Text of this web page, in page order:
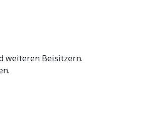
weiteren Beisitzern.